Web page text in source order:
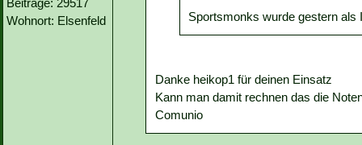
Beiträge: 29517
Wohnort: Elsenfeld
Sportsmonks wurde gestern
Danke heikop1 für deinen Einsatz
Kann man damit rechnen das die
Comunio